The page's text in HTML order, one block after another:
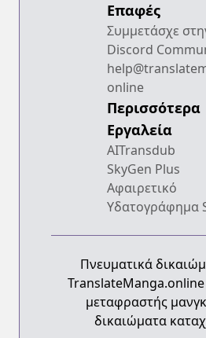
Επαφές
Συμμετάσχε
Discord
online
Περισσότερα
Εργαλεία
AITransdub
SkyGen Plus
Αφαιρετικό
Υδατογράφημα
Πνευματικά
μεταφραστής
δικαιώματα